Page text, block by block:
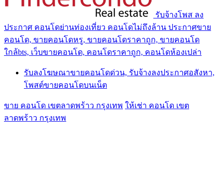
รับจ้างโพส ลง
ประกาศ คอนโดย่านท่องเที่ยว คอนโดไม่ถึงล้าน ประกาศขาย
คอนโด, ขายคอนโดหรู, ขายคอนโดราคาถูก, ขายคอนโด
ใกล้bts, เว็บขายคอนโด, คอนโดราคาถูก, คอนโดห้องเปล่า
รับลงโฆษณาขายคอนโดด่วน, รับจ้างลงประกาศอสังหา,
โพสต์ขายคอนโดบนเน็ต
ขาย คอนโด เขตลาดพร้าว กรุงเทพ ให้เช่า คอนโด เขต
ลาดพร้าว กรุงเทพ